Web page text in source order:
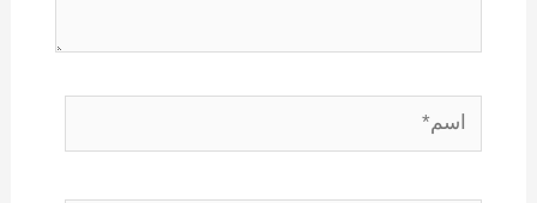
اسم*